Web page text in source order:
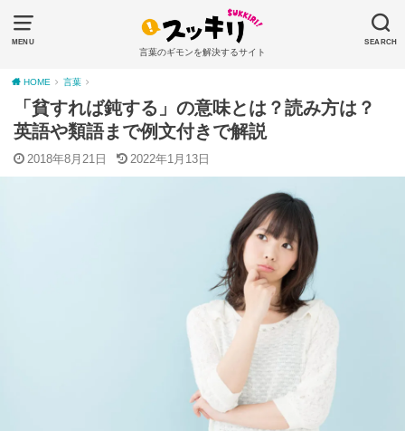
MENU SEARCH
言葉のギモンを解決するサイト
HOME 言葉
「貧すれば鈍する」の意味とは？読み方は？
英語や類語まで例文付きで解説
2018年8月21日 2022年1月13日